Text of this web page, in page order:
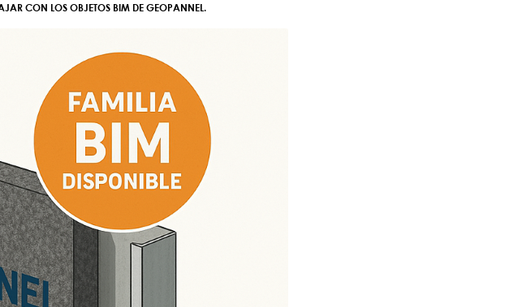
CON LOS OBJETOS BIM DE GEOPANNEL.